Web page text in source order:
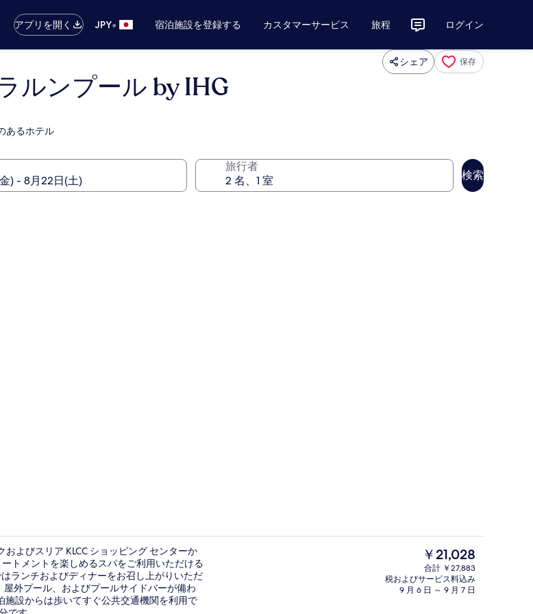
アプリを開く JPY• 宿泊施設を登録する カスタマーサービス 旅程 ログイン
シェア 保存
ルンプール by IHG
あるホテル
旅行者
検索
ロビー 部屋からの景観
よびスリア KLCC ショッピング センターか
トメントを楽しめるスパをご利用いただける
ランチおよびディナーをお召し上がりいただ
外プール、およびプールサイドバーが備わ
設からは歩いてすぐ公共交通機関を利用で
現
在
の
料
￥21,028
合計 ￥27,883
税およびサービス料込み
9 月 6 日 ～ 9 月 7 日